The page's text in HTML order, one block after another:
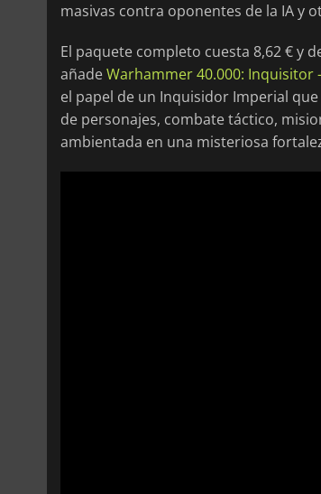
masivas contra oponentes de la IA y
El paquete completo cuesta 8,62 € y
añadeWarhammer 40.000: Inquisitor
el papel de un Inquisidor Imperial
de personajes, combate táctico,
ambientada en una misteriosa